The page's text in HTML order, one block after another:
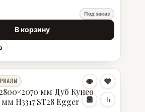
Под заказ
В корзину
мм Дуб Кунео
H3317 ST28 Egger